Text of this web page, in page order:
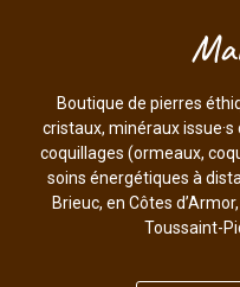
Boutique de pierres
cristaux, minéraux
coquillages (ormeaux,
soins énergétiques à
Brieuc, en Côtes
Toussaint-